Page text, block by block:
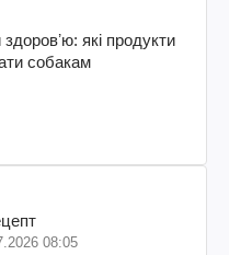
які продукти
собакам
08:05